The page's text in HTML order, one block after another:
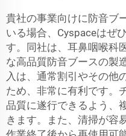
貴社の事業向けに防音ブ
いる場合、Cyspaceはぜ
す。同社は、耳鼻咽喉科
な高品質防音ブースの製
入は、通常割引やその他
ため、非常に有利です。
品質に遂行できるよう、
きます。また、清掃が容